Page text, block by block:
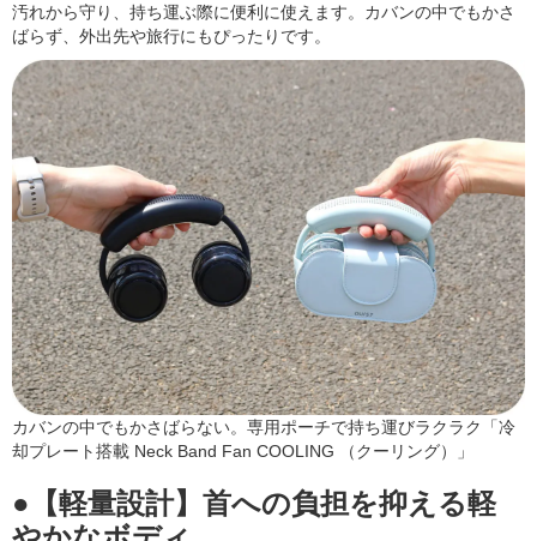
汚れから守り、持ち運ぶ際に便利に使えます。カバンの中でもかさ
ばらず、外出先や旅行にもぴったりです。
カバンの中でもかさばらない。専用ポーチで持ち運びラクラク「冷
却プレート搭載 Neck Band Fan COOLING （クーリング）」
●【軽量設計】首への負担を抑える軽